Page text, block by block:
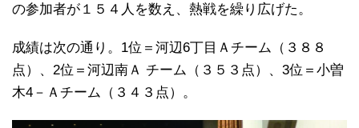
の参加者が１５４人を数え、熱戦を繰り広げた。
成績は次の通り。1位＝河辺6丁目Ａチーム（３８８
点）、2位＝河辺南Ａ チーム（３５３点）、3位＝小曽
木4－Ａチーム（３４３点）。